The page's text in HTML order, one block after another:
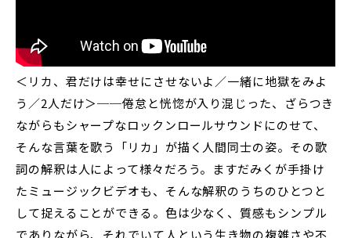
＜リカ、君だけは幸せにさせないよ／一緒に地獄をみよ
う／2人だけ＞──倦怠と恍惚が入り混じった、ざらつき
ながらもシャープなロックンロールサウンドにのせて、
そんな言葉を歌う「リカ」が描く人間同士の姿。その歌
詞の解釈は人によって様々だろう。ますだみくが手掛け
たミュージックビデオも、そんな解釈のうちのひとつと
して捉えることができる。色は少なく、質感もシンプル
でありながら、それでいて人という生き物の複雑さや不